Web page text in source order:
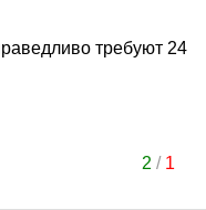
требуют 24
2 / 1